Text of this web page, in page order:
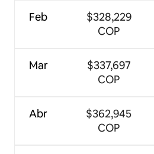
Feb
Mar
Abr
$328,229
COP
$337,697
COP
$362,945
COP